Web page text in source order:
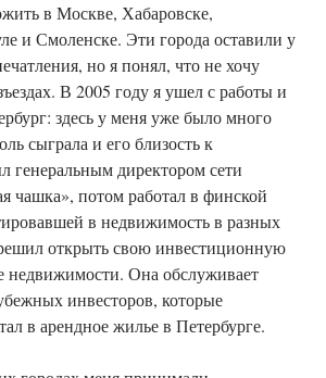
в Москве, Хабаровске,
и Смоленске. Эти города оставили у
но я понял, что не хочу
В 2005 году я ушел с работы и
здесь у меня уже было много
сыграла и его близость к
директором сети
чашка», потом работал в финской
в недвижимость в разных
открыть свою инвестиционную
недвижимости. Она обслуживает
инвесторов, которые
в арендное жилье в Петербурге.